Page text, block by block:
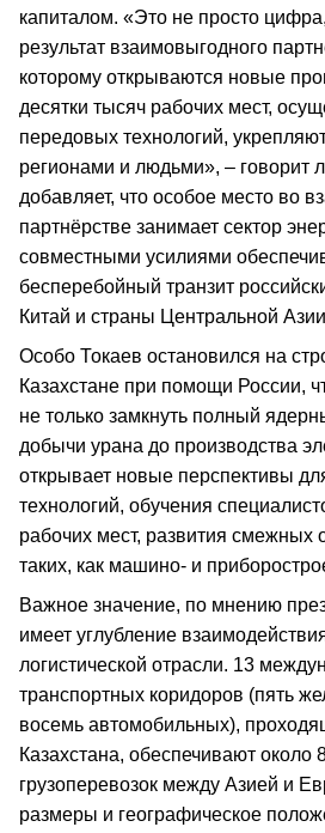
капиталом. «Это не просто
результат взаимовыгодного
которому открываются новые
десятки тысяч рабочих мест,
передовых технологий,
регионами и людьми», – говорит
добавляет, что особое место во
партнёрстве занимает сектор
совместными усилиями
бесперебойный транзит
Китай и страны Центральной
Особо Токаев остановился на
Казахстане при помощи России,
не только замкнуть полный
добычи урана до производства
открывает новые перспективы
технологий, обучения
рабочих мест, развития смежных
таких, как машино- и
Важное значение, по мнению
имеет углубление
логистической отрасли. 13
транспортных коридоров (пять
восемь автомобильных),
Казахстана, обеспечивают около
грузоперевозок между Азией и
размеры и географическое